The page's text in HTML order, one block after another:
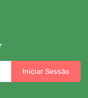
Iniciar Sessão